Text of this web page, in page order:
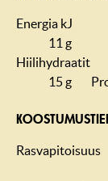
Energia kJ
11 g
Hiilihydraatit
15 g
Rasvapitoisuus